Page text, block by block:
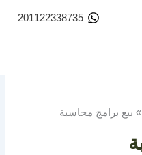
201122338735
بيع برامج محاسبة